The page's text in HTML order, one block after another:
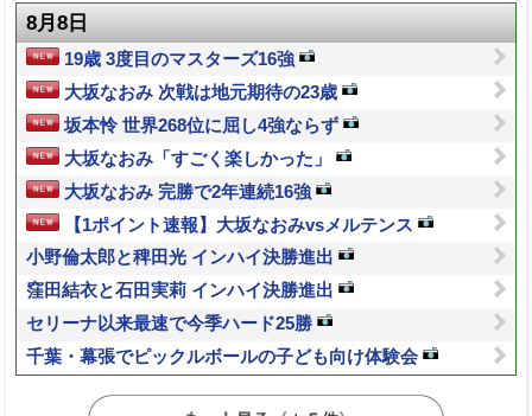
8月8日
19歳 3度目のマスターズ16強
大坂なおみ 次戦は地元期待の23歳
坂本怜 世界268位に屈し4強ならず
大坂なおみ「すごく楽しかった」
大坂なおみ 完勝で2年連続16強
【1ポイント速報】大坂なおみvsメルテンス
小野倫太郎と稗田光 インハイ決勝進出
窪田結衣と石田実莉 インハイ決勝進出
セリーナ以来最速で今季ハード25勝
千葉・幕張でピックルボールの子ども向け体験会